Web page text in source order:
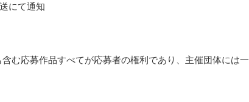
にて通知
む応募作品すべてが応募者の権利であり、主催団体には一